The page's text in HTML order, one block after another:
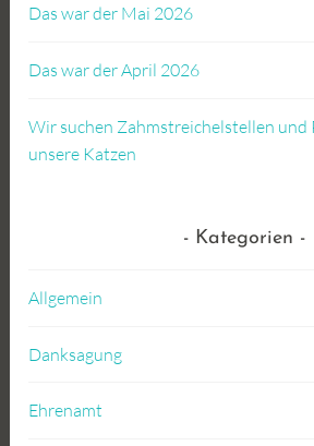
Das war der Mai 2026
Das war der April 2026
Wir suchen Zahmstreichelstellen und
unsere Katzen
Kategorien
Allgemein
Danksagung
Ehrenamt